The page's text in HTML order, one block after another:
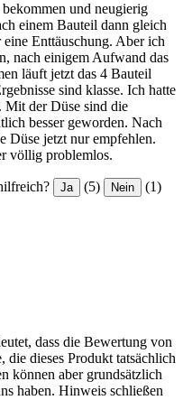
und neugierig
einem Bauteil dann gleich
Enttäuschung. Aber ich
nach einigem Aufwand das
läuft jetzt das 4 Bauteil
sind klasse. Ich hatte
Mit der Düse sind die
besser geworden. Nach
Düse jetzt nur empfehlen.
völlig problemlos.
Ja (5) Nein (1)
dass die Bewertung von
die dieses Produkt tatsächlich
können aber grundsätzlich
haben. Hinweis schließen